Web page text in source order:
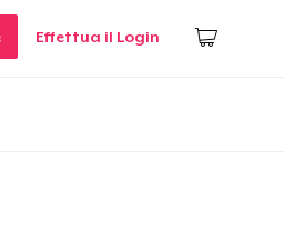
Effettua il Login